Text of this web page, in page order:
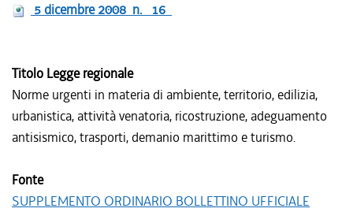
5 dicembre 2008 n. 16
Titolo Legge regionale
Norme urgenti in materia di ambiente, territorio, edilizia,
urbanistica, attività venatoria, ricostruzione, adeguamento
antisismico, trasporti, demanio marittimo e turismo.
Fonte
SUPPLEMENTO ORDINARIO BOLLETTINO UFFICIALE